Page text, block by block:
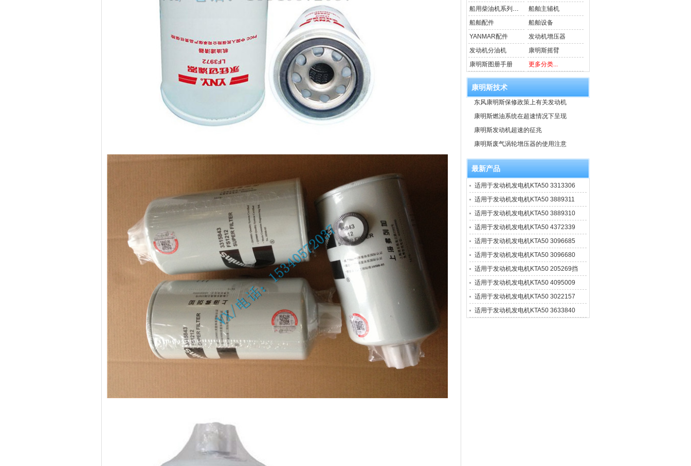
船用柴油机系列配件
船舶主辅机
船舶配件
船舶设备
YANMAR配件
发动机增压器
发动机分油机
康明斯摇臂
康明斯图册手册
更多分类...
康明斯技术
东风康明斯保修政策上有关发动机
康明斯燃油系统在超速情况下呈现
康明斯发动机超速的征兆
康明斯废气涡轮增压器的使用注意
最新产品
适用于发动机发电机KTA50 3313306
适用于发动机发电机KTA50 3889311
适用于发动机发电机KTA50 3889310
适用于发动机发电机KTA50 4372339
适用于发动机发电机KTA50 3096685
适用于发动机发电机KTA50 3096680
适用于发动机发电机KTA50 205269挡
适用于发动机发电机KTA50 4095009
适用于发动机发电机KTA50 3022157
适用于发动机发电机KTA50 3633840